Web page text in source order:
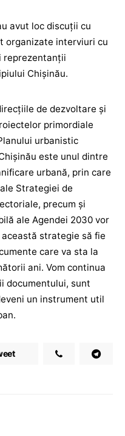
avut loc discuții cu
organizate interviuri cu
reprezentanții
Chișinău.
de dezvoltare și
primordiale
urbanistic
este unul dintre
urbană, prin care
Strategiei de
precum și
ale Agendei 2030 vor
strategie să fie
care va sta la
ani. Vom continua
documentului, sunt
un instrument util